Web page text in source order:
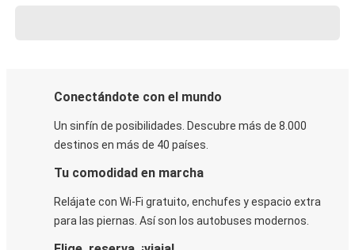
Conectándote con el mundo
Un sinfín de posibilidades. Descubre más de 8.000
destinos en más de 40 países.
Tu comodidad en marcha
Relájate con Wi-Fi gratuito, enchufes y espacio extra
para las piernas. Así son los autobuses modernos.